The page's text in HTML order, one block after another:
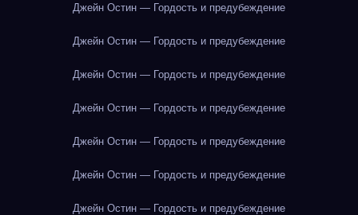
Джейн Остин — Гордость и предубеждение
Джейн Остин — Гордость и предубеждение
Джейн Остин — Гордость и предубеждение
Джейн Остин — Гордость и предубеждение
Джейн Остин — Гордость и предубеждение
Джейн Остин — Гордость и предубеждение
Джейн Остин — Гордость и предубеждение